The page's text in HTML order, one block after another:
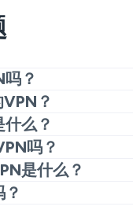
？
务器，启动应用即
的一切。
？
，安装后选择位置
么？
踪数据。为了稳定
安全的选择。
吗？
现不佳，且可能记
和持续。
是什么？
的无日志政策。